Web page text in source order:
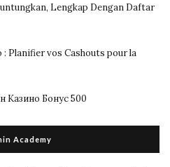
Lengkap Dengan Daftar
Planifier vos Cashouts pour la
Казино Бонус 500
Academy